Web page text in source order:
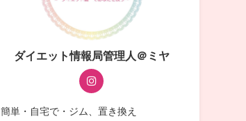
ダイエット情報局管理人＠ミヤ
簡単・自宅で・ジム、置き換え